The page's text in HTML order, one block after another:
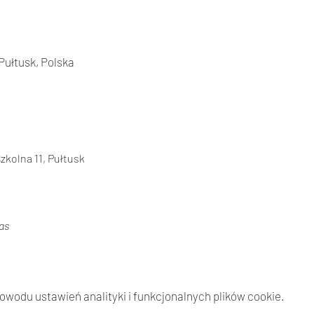
Polska
11, Pułtusk
ustawień analityki i funkcjonalnych plików cookie.